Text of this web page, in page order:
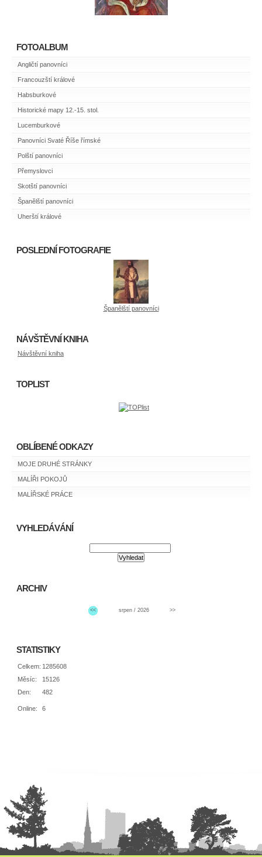
FOTOALBUM
Angličtí panovníci
Francouzští králové
Habsburkové
Historické mapy 12.-15. stol.
Lucemburkové
Panovníci Svaté Říše římské
Polští panovníci
Přemyslovci
Skotští panovníci
Španělští panovníci
Uherští králové
POSLEDNÍ FOTOGRAFIE
Španělští panovníci
NÁVŠTĚVNÍ KNIHA
Návštěvní kniha
TOPLIST
OBLÍBENÉ ODKAZY
MOJE DRUHÉ STRÁNKY
MALÍŘI POKOJŮ
MALÍŘSKÉ PRÁCE
VYHLEDÁVÁNÍ
ARCHIV
<< srpen / 2026 >>
STATISTIKY
Online: 6
Celkem: 1285608
Měsíc:
15126
Den:
482